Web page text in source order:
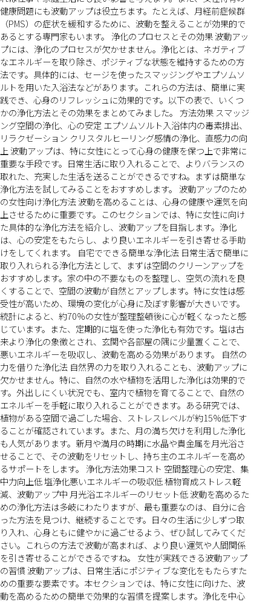
健康問題にも波動アップは役立ちます。たとえば、月経前症候群
（PMS）の症状を緩和するために、波動を整えることが効果的で
あるとする専門家もいます。 浄化のプロセスとその効果 波動アッ
プには、浄化のプロセスが欠かせません。浄化とは、ネガティブ
なエネルギーを取り除き、ポジティブな状態を維持するための方
法です。具体的には、セージを使ったスマッジングやエプソムソ
ルトを用いた入浴法などがあります。これらの方法は、簡単に実
践でき、心身のリフレッシュに効果的です。以下の表で、いくつ
かの浄化方法とその効果をまとめてみました。 方法効果 スマッジ
ング空間の浄化、心の安定 エプソムソルト入浴体内の毒素排出、
リラクゼーション クリスタルヒーリング感情の浄化、直感力の向
上 波動アップは、特に女性にとって心身の健康を保つ上で非常に
重要な手段です。日常生活に取り入れることで、よりバランスの
取れた、充実した生活を送ることができるですね。まずは簡単な
浄化方法を試してみることをおすすめします。 波動アップのため
の女性向け浄化方法 波動を高めることは、心身の健康や運気を向
上させるために重要です。このセクションでは、特に女性に向け
た具体的な浄化方法を紹介し、波動アップを目指します。浄化
は、心の安定をもたらし、より良いエネルギーを引き寄せる手助
けをしてくれます。 自宅でできる簡単な浄化法 日常生活で簡単に
取り入れられる浄化方法として、まずは空間のクリーンアップを
おすすめします。家の中の不要なものを整理し、空気の流れを良
くすることで、空間の波動が自然とアップします。特に女性は感
受性が高いため、環境の変化が心身に及ぼす影響が大きいです。
統計によると、約70％の女性が整理整頓後に心が軽くなったと感
じています。また、定期的に塩を使った浄化も有効です。塩は古
来より浄化の象徴とされ、玄関や各部屋の隅に少量置くことで、
悪いエネルギーを吸収し、波動を高める効果があります。 自然の
力を借りた浄化法 自然界の力を取り入れることも、波動アップに
欠かせません。特に、自然の水や植物を活用した浄化は効果的で
す。外出しにくい状況でも、室内で植物を育てることで、自然の
エネルギーを手軽に取り入れることができます。ある研究では、
植物がある空間で過ごした場合、ストレスレベルが約15％低下す
ることが確認されています。また、月の満ち欠けを利用した浄化
も人気があります。新月や満月の時期に水晶や貴金属を月光浴さ
せることで、その波動をリセットし、持ち主のエネルギーを高め
るサポートをします。 浄化方法効果コスト 空間整理心の安定、集
中力向上低 塩浄化悪いエネルギーの吸収低 植物育成ストレス軽
減、波動アップ中 月光浴エネルギーのリセット低 波動を高めるた
めの浄化方法は多岐にわたりますが、最も重要なのは、自分に合
った方法を見つけ、継続することです。日々の生活に少しずつ取
り入れ、心身ともに健やかに過ごせるよう、ぜひ試してみてくだ
さい。これらの方法で波動が高まれば、より良い運気や人間関係
を引き寄せることができるですね。 女性が実践できる波動アップ
の習慣 波動アップは、日常生活にポジティブな変化をもたらすた
めの重要な要素です。本セクションでは、特に女性に向けた、波
動を高めるための簡単で効果的な習慣を提案します。浄化を中心